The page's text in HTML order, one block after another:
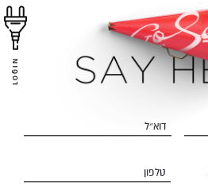
LOGIN
דוא״ל
טלפון